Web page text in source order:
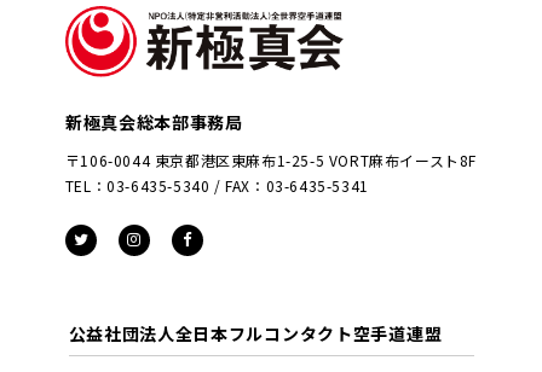
新極真会総本部事務局
〒106-0044 東京都港区東麻布1-25-5 VORT麻布イースト8F
TEL：03-6435-5340 / FAX：03-6435-5341
公益社団法人全日本フルコンタクト空手道連盟